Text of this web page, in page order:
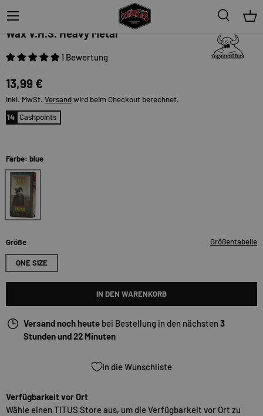
Suche
Menü
Toy-Machine
Wax V.H.S. Heavy Metal
1 Bewertung
13,99 €
inkl. MwSt. Versandwird beim Checkout berechnet.
14 Cashpoints
Farbe: blue
Größe Größentabelle
ONE SIZE
IN DEN WARENKORB
Versand noch heute bei Bestellung in den nächsten 3
Stunden und 22 Minuten
In die Wunschliste
Verfügbarkeit vor Ort
Wähle einen TITUS Store aus, um die Verfügbarkeit vor Ort zu